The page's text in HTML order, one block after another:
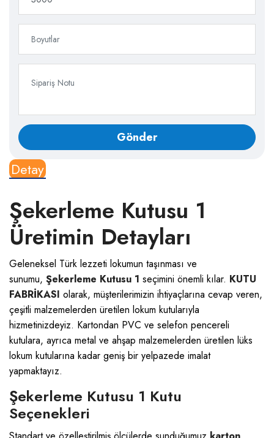
Detay
Şekerleme Kutusu 1
Üretimin Detayları
Geleneksel Türk lezzeti lokumun taşınması ve
sunumu, Şekerleme Kutusu 1 seçimini önemli kılar. KUTU
FABRİKASI olarak, müşterilerimizin ihtiyaçlarına cevap veren,
çeşitli malzemelerden üretilen lokum kutularıyla
hizmetinizdeyiz. Kartondan PVC ve selefon pencereli
kutulara, ayrıca metal ve ahşap malzemelerden üretilen lüks
lokum kutularına kadar geniş bir yelpazede imalat
yapmaktayız.
Şekerleme Kutusu 1 Kutu
Seçenekleri